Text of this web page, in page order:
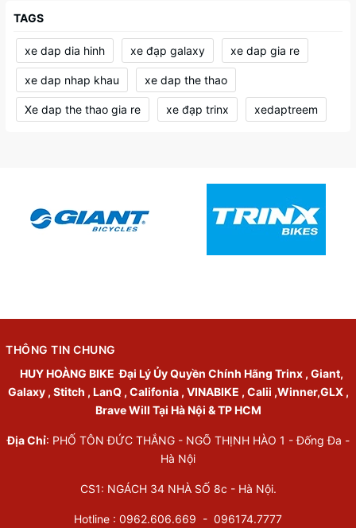
TAGS
xe dap dia hinh xe đạp galaxy xe dap gia re
xe dap nhap khau xe dap the thao
Xe dap the thao gia re xe đạp trinx xedaptreem
THÔNG TIN CHUNG
HUY HOÀNG BIKE Đại Lý Ủy Quyền Chính Hãng Trinx , Giant,
Galaxy , Stitch , LanQ , Califonia , VINABIKE , Calii ,Winner,GLX ,
Brave Will Tại Hà Nội & TP HCM
Địa Chỉ: PHỐ TÔN ĐỨC THẮNG - NGÕ THỊNH HÀO 1 - Đống Đa -
Hà Nội
CS1: NGÁCH 34 NHÀ SỐ 8c - Hà Nội.
Hotline : 0962.606.669 - 096174.7777